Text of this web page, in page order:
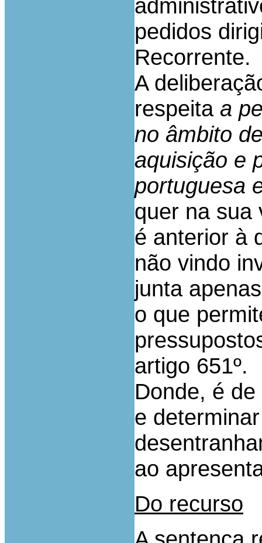
pedidos
Recorrente.
A
respeita a
no âmbito
aquisição e
portuguesa
quer na sua
é anterior à
não vindo
junta
o que
artigo 651º.
Donde, é
e
ao
Do recurso